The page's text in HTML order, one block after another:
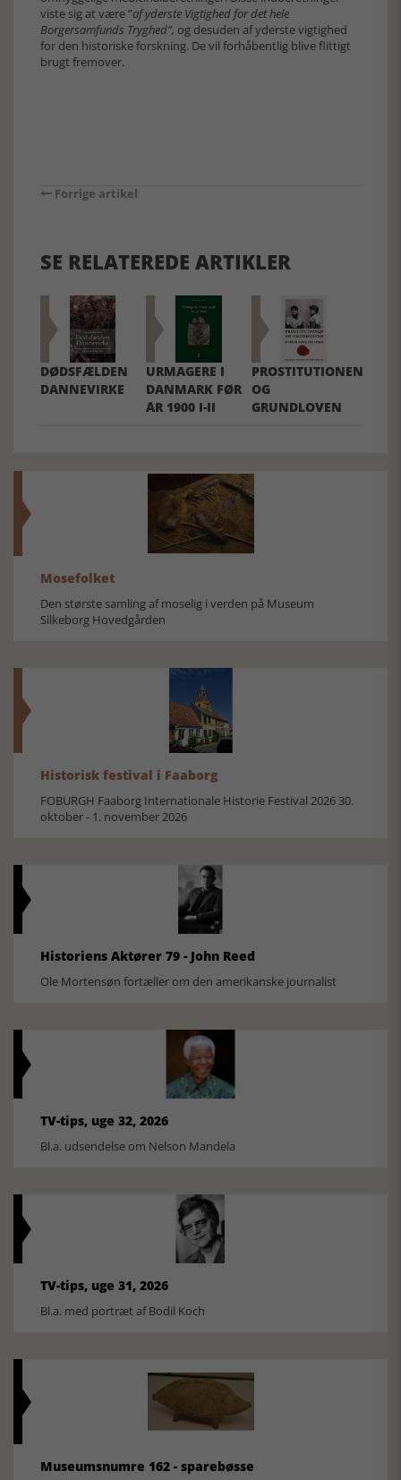
viste sig at være ”af yderste Vigtighed for det hele
Borgersamfunds Tryghed”, og desuden af yderste vigtighed
for den historiske forskning. De vil forhåbentlig blive flittigt
brugt fremover.
Forrige artikel
SE RELATEREDE ARTIKLER
DØDSFÆLDEN
DANNEVIRKE
URMAGERE I
DANMARK FØR
ÅR 1900 I-II
PROSTITUTIONEN
OG
GRUNDLOVEN
Mosefolket
Den største samling af moselig i verden på Museum
Silkeborg Hovedgården
Historisk festival i Faaborg
FOBURGH Faaborg Internationale Historie Festival 2026 30.
oktober - 1. november 2026
Historiens Aktører 79 - John Reed
Ole Mortensøn fortæller om den amerikanske journalist
TV-tips, uge 32, 2026
Bl.a. udsendelse om Nelson Mandela
TV-tips, uge 31, 2026
Bl.a. med portræt af Bodil Koch
Museumsnumre 162 - sparebøsse